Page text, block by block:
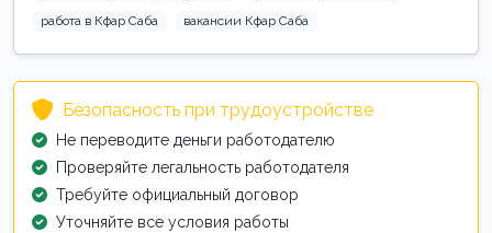
работа в Кфар Саба
вакансии Кфар Саба
Безопасность при трудоустройстве
Не переводите деньги работодателю
Проверяйте легальность работодателя
Требуйте официальный договор
Уточняйте все условия работы